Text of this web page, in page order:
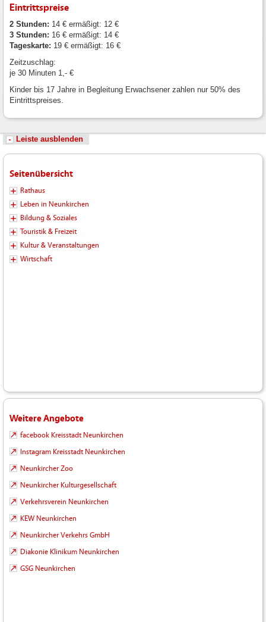
Eintrittspreise
2 Stunden: 14 € ermäßigt: 12 €
3 Stunden: 16 € ermäßigt: 14 €
Tageskarte: 19 € ermäßigt: 16 €
Zeitzuschlag:
je 30 Minuten 1,- €
Kinder bis 17 Jahre in Begleitung Erwachsener zahlen nur 50% des
Eintrittspreises.
Leiste ausblenden
Seitenübersicht
Rathaus
Leben in Neunkirchen
Bildung & Soziales
Touristik & Freizeit
Kultur & Veranstaltungen
Wirtschaft
Weitere Angebote
facebook Kreisstadt Neunkirchen
Instagram Kreisstadt Neunkirchen
Neunkircher Zoo
Neunkircher Kulturgesellschaft
Verkehrsverein Neunkirchen
KEW Neunkirchen
Neunkircher Verkehrs GmbH
Diakonie Klinikum Neunkirchen
GSG Neunkirchen